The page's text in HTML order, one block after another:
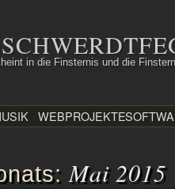
in die Finsternis und die
WEBPROJEKTE
Mai 2015